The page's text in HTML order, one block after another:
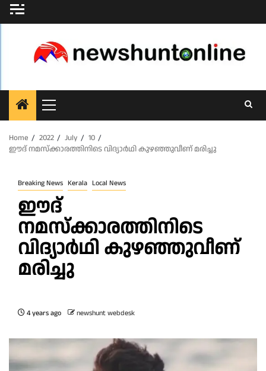
Skip
to
Primary
Menu
Home
2022 July
10
ഈദ് നമസ്‌ക്കാരത്തിനിടെ വിദ്യാർഥി കുഴഞ്ഞുവീണ് മരിച്ചു
Breaking News Kerala Local News
ഈദ്
നമസ്‌ക്കാരത്തിനിടെ
വിദ്യാർഥി കുഴഞ്ഞുവീണ്
മരിച്ചു
4 years ago newshunt webdesk